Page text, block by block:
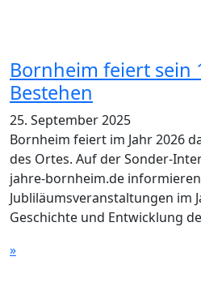
Bornheim feiert sein
Bestehen
25. September 2025
Bornheim feiert im Jahr 2026
des Ortes. Auf der Sonder-
jahre-bornheim.de
Jubliläumsveranstaltungen im
Geschichte und Entwicklung
»